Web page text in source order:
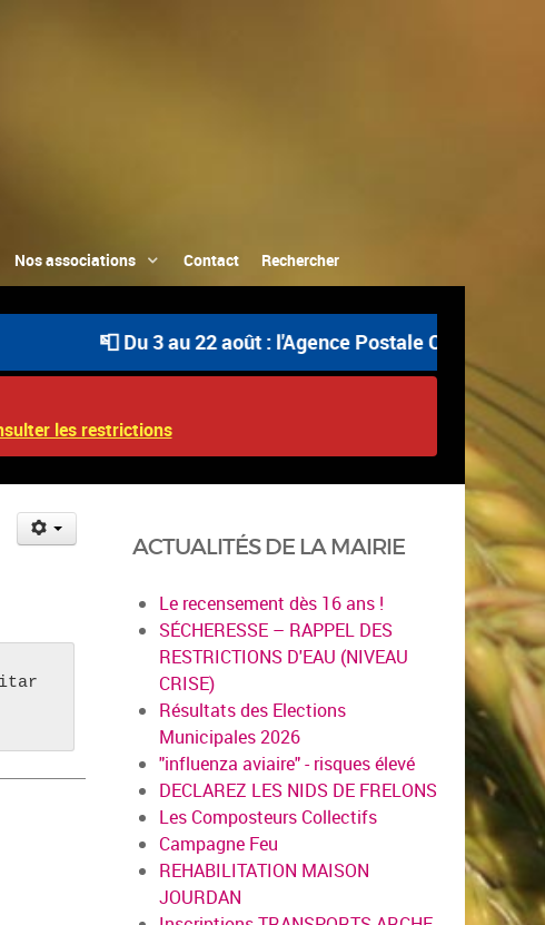
Nos associations Contact Rechercher
📮 Du 3 au 22 août : l'Agence Postale Communale
les restrictions
ACTUALITÉS DE LA MAIRIE
Le recensement dès 16 ans !
SÉCHERESSE – RAPPEL DES
RESTRICTIONS D'EAU (NIVEAU
CRISE)
Résultats des Elections
Municipales 2026
"influenza aviaire" - risques élevé
DECLAREZ LES NIDS DE FRELONS
Les Composteurs Collectifs
Campagne Feu
REHABILITATION MAISON
JOURDAN